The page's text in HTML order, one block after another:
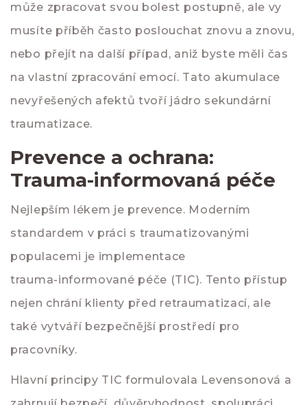
může zpracovat svou bolest postupně, ale vy
musíte příběh často poslouchat znovu a znovu,
nebo přejít na další případ, aniž byste měli čas
na vlastní zpracování emocí. Tato akumulace
nevyřešených afektů tvoří jádro sekundární
traumatizace.
Prevence a ochrana:
Trauma-informovaná péče
Nejlepším lékem je prevence. Moderním
standardem v práci s traumatizovanými
populacemi je implementace
trauma-informované péče (TIC). Tento přístup
nejen chrání klienty před retraumatizací, ale
také vytváří bezpečnější prostředí pro
pracovníky.
Hlavní principy TIC formulovala Levensonová a